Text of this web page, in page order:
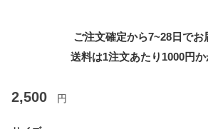
ご注文確定から7~28日でお
送料は1注文あたり 1000円
2,500 円